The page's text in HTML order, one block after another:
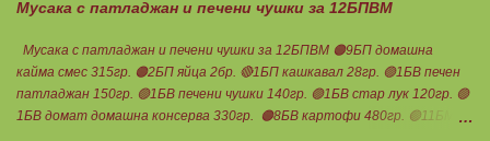
Мусака с патладжан и печени чушки за 12БПВМ
Мусака с патладжан и печени чушки за 12БПВМ 🟠9БП домашна
кайма смес 315гр. 🟠2БП яйца 2бр. 🔴1БП кашкавал 28гр. 🟢1БВ печен
патладжан 150гр. 🟢1БВ печени чушки 140гр. 🟢1БВ стар лук 120гр. 🟢
1БВ домат домашна консерва 330гр. 🟠8БВ картофи 480гр. 🟢11БМ